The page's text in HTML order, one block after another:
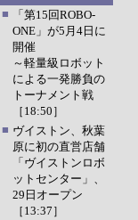
■
「第15回ROBO-
ONE」が5月4日に
開催
～軽量級ロボット
による一発勝負の
トーナメント戦
［18:50］
■ ヴイストン、秋葉
原に初の直営店舗
「ヴイストンロボ
ットセンター」、
29日オープン
［13:37］